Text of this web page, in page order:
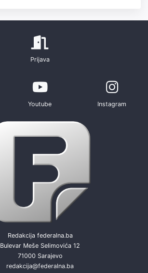
Prijava
Youtube Instagram
Redakcija federalna.ba
Bulevar Meše Selimovića 12
71000 Sarajevo
redakcija@federalna.ba